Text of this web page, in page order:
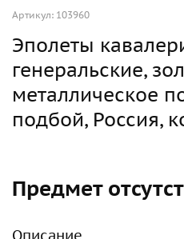
Артикул: 103960
Эполеты
генеральские,
металлическое
подбой, Россия,
Предмет